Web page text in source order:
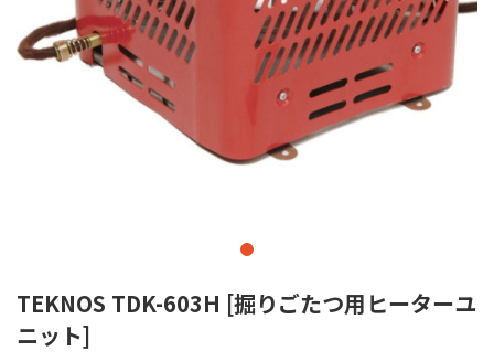
TEKNOS TDK-603H [掘りごたつ用ヒーターユ
ニット]